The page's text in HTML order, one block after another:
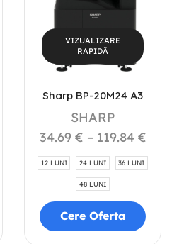
VIZUALIZARE
RAPIDĂ
Sharp BP-20M24 A3
SHARP
34.69 € – 119.84 €
12 LUNI 24 LUNI 36 LUNI
48 LUNI
Cere Oferta